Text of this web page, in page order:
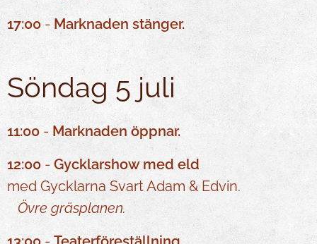
17:00 - Marknaden stänger.
Söndag 5 juli
11:00 - Marknaden öppnar.
12:00 - Gycklarshow med eld
med Gycklarna Svart Adam & Edvin.
Övre gräsplanen.